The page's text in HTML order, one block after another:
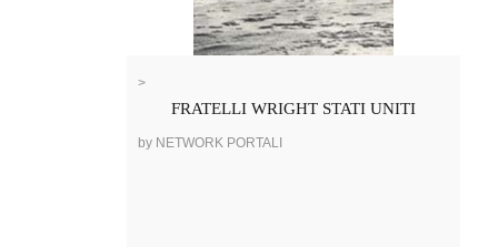
>
FRATELLI WRIGHT STATI UNITI
by NETWORK PORTALI